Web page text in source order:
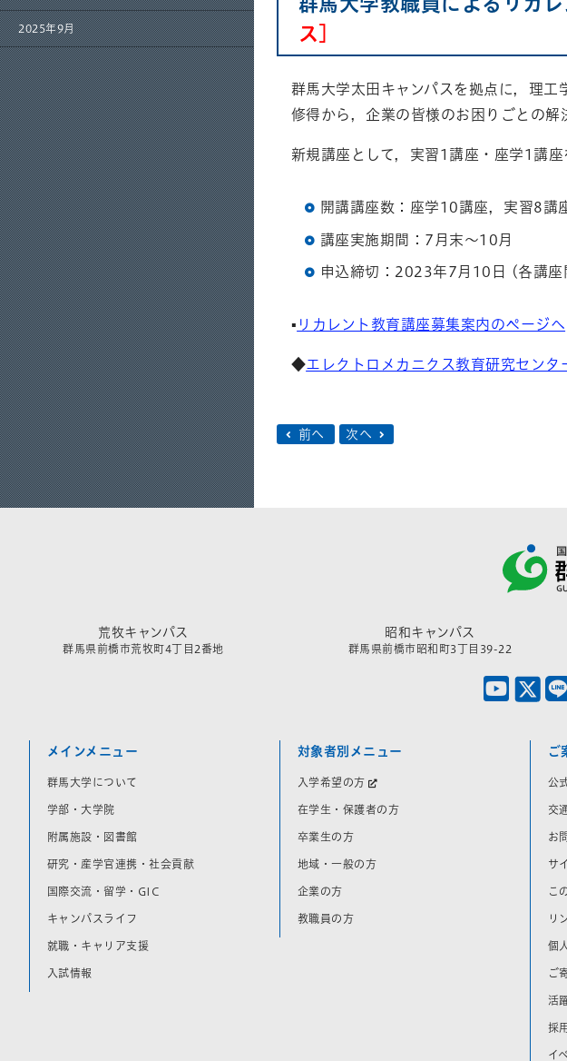
2025年9月
ス]
群馬大学太田キャンパスを拠点に，理
修得から，企業の皆様のお困りごとの解
新規講座として，実習1講座・座学1講座
開講講座数：座学10講座，実習8講
講座実施期間：7月末～10月
申込締切：2023年7月10日 (各講座
▪ リカレント教育講座募集案内のページへ
◆エレクトロメカニクス教育研究センタ
前へ 次へ
荒牧キャンパス
群馬県前橋市荒牧町4丁目2番地
昭和キャンパス
群馬県前橋市昭和町3丁目39-22
メインメニュー
群馬大学について
学部・大学院
附属施設・図書館
研究・産学官連携・社会貢献
国際交流・留学・GIC
キャンパスライフ
就職・キャリア支援
入試情報
対象者別メニュー
入学希望の方
在学生・保護者の方
卒業生の方
地域・一般の方
企業の方
教職員の方
ご
公
交
お
サ
こ
リ
個
ご
活
採
イ